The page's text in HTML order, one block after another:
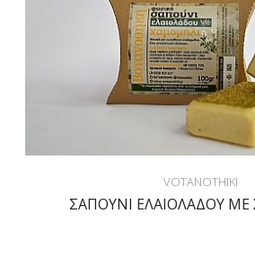
VOTANOTHIKI
ΣΑΠΟΥΝΙ ΕΛΑΙΟΛΑΔΟΥ